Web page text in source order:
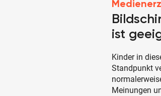
ist
Kinder in
Standpunkt
Meinungen